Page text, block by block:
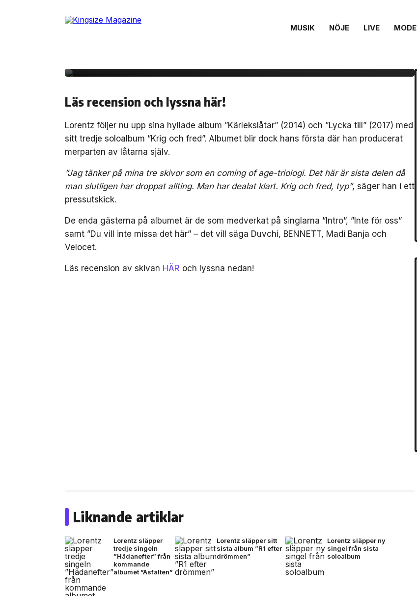
MUSIK NÖJE LIVE MODE
MUSIK 15 maj, 2020
Lorentz släpper nya albumet ”Krig och
Läs recension och lyssna här!
Lorentz följer nu upp sina hyllade album ”Kärlekslåtar” (2014) och ”Lycka till” (2017) med
sitt tredje soloalbum ”Krig och fred”. Albumet blir dock hans första där han producerat
merparten av låtarna själv.
”Jag tänker på mina tre skivor som en coming of age-triologi. Det här är sista delen då
man slutligen har droppat allting. Man har dealat klart. Krig och fred, typ”, säger han i ett
pressutskick.
De enda gästerna på albumet är de som medverkat på singlarna ”Intro”, ”Inte för oss”
samt ”Du vill inte missa det här” – det vill säga Duvchi, BENNETT, Madi Banja och
Velocet.
Läs recension av skivan HÄR och lyssna nedan!
Liknande artiklar
Lorentz släpper
tredje singeln
”Hädanefter” från
kommande
albumet ”Asfalten”
Lorentz släpper sitt
sista album ”R1 efter
drömmen”
Lorentz släpper ny
singel från sista
soloalbum